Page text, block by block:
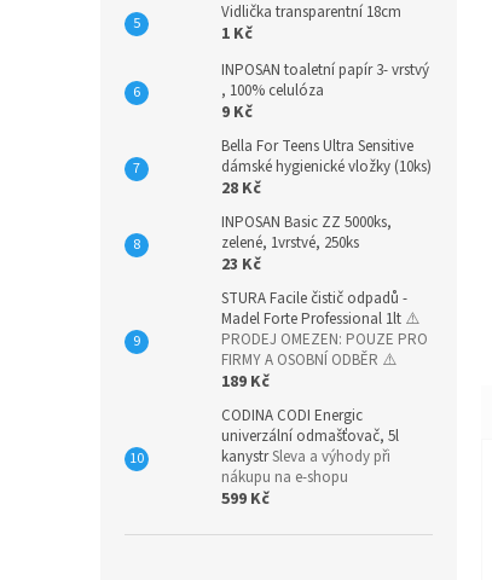
Vidlička transparentní 18cm
1 Kč
INPOSAN toaletní papír 3- vrstvý
, 100% celulóza
9 Kč
Bella For Teens Ultra Sensitive
dámské hygienické vložky (10ks)
28 Kč
INPOSAN Basic ZZ 5000ks,
zelené, 1vrstvé, 250ks
23 Kč
STURA Facile čistič odpadů -
Madel Forte Professional 1lt ⚠️
PRODEJ OMEZEN: POUZE PRO
FIRMY A OSOBNÍ ODBĚR ⚠️
189 Kč
CODINA CODI Energic
univerzální odmašťovač, 5l
kanystrSleva a výhody při
nákupu na e-shopu
599 Kč